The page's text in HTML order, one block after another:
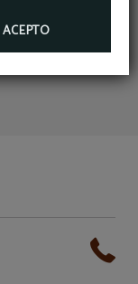
ACEPTO